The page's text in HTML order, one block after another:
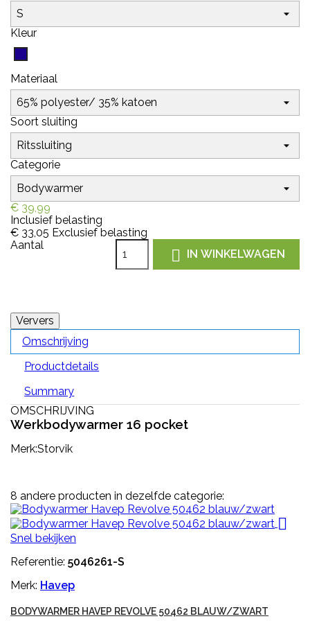
Kleur
Materiaal
Soort sluiting
Categorie
€ 39,99
Inclusief belasting
€ 33,05 Exclusief belasting
Aantal
 IN WINKELWAGEN
Omschrijving
Productdetails
Summary
OMSCHRIJVING
Werkbodywarmer 16 pocket
Merk:Storvik
8 andere producten in dezelfde categorie:

Snel bekijken
Referentie: 5046261-S
Merk: Havep
BODYWARMER HAVEP REVOLVE 50462 BLAUW/ZWART